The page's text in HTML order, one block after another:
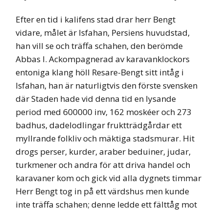
Efter en tid i kalifens stad drar herr Bengt
vidare, målet är Isfahan, Persiens huvudstad,
han vill se och träffa schahen, den berömde
Abbas I. Ackompagnerad av karavanklockors
entoniga klang höll Resare-Bengt sitt intåg i
Isfahan, han är naturligtvis den förste svensken
där Staden hade vid denna tid en lysande
period med 600000 inv, 162 moskéer och 273
badhus, dadelodlingar fruktträdgårdar ett
myllrande folkliv och mäktiga stadsmurar. Hit
drogs perser, kurder, araber beduiner, judar,
turkmener och andra för att driva handel och
karavaner kom och gick vid alla dygnets timmar
Herr Bengt tog in på ett värdshus men kunde
inte träffa schahen; denne ledde ett fälttåg mot